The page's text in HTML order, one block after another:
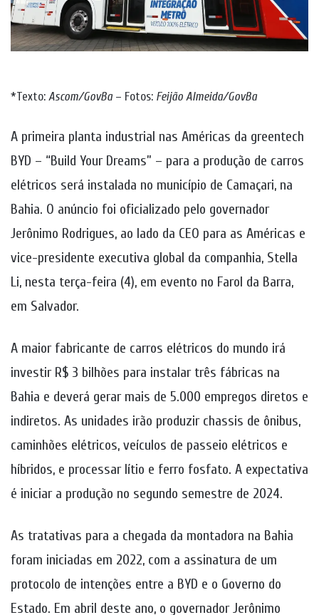
*Texto: Ascom/GovBa – Fotos: Feijão Almeida/GovBa
A primeira planta industrial nas Américas da greentech
BYD – “Build Your Dreams” – para a produção de carros
elétricos será instalada no município de Camaçari, na
Bahia. O anúncio foi oficializado pelo governador
Jerônimo Rodrigues, ao lado da CEO para as Américas e
vice-presidente executiva global da companhia, Stella
Li, nesta terça-feira (4), em evento no Farol da Barra,
em Salvador.
A maior fabricante de carros elétricos do mundo irá
investir R$ 3 bilhões para instalar três fábricas na
Bahia e deverá gerar mais de 5.000 empregos diretos e
indiretos. As unidades irão produzir chassis de ônibus,
caminhões elétricos, veículos de passeio elétricos e
híbridos, e processar lítio e ferro fosfato. A expectativa
é iniciar a produção no segundo semestre de 2024.
As tratativas para a chegada da montadora na Bahia
foram iniciadas em 2022, com a assinatura de um
protocolo de intenções entre a BYD e o Governo do
Estado. Em abril deste ano, o governador Jerônimo